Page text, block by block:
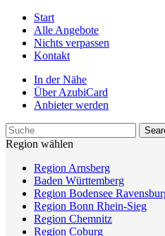
Start
Alle Angebote
Nichts verpassen
Kontakt
In der Nähe
Über AzubiCard
Anbieter werden
Region wählen
Region Arnsberg
Baden Württemberg
Region Bodensee
Region Bonn Rhein-Sieg
Region Chemnitz
Region Coburg